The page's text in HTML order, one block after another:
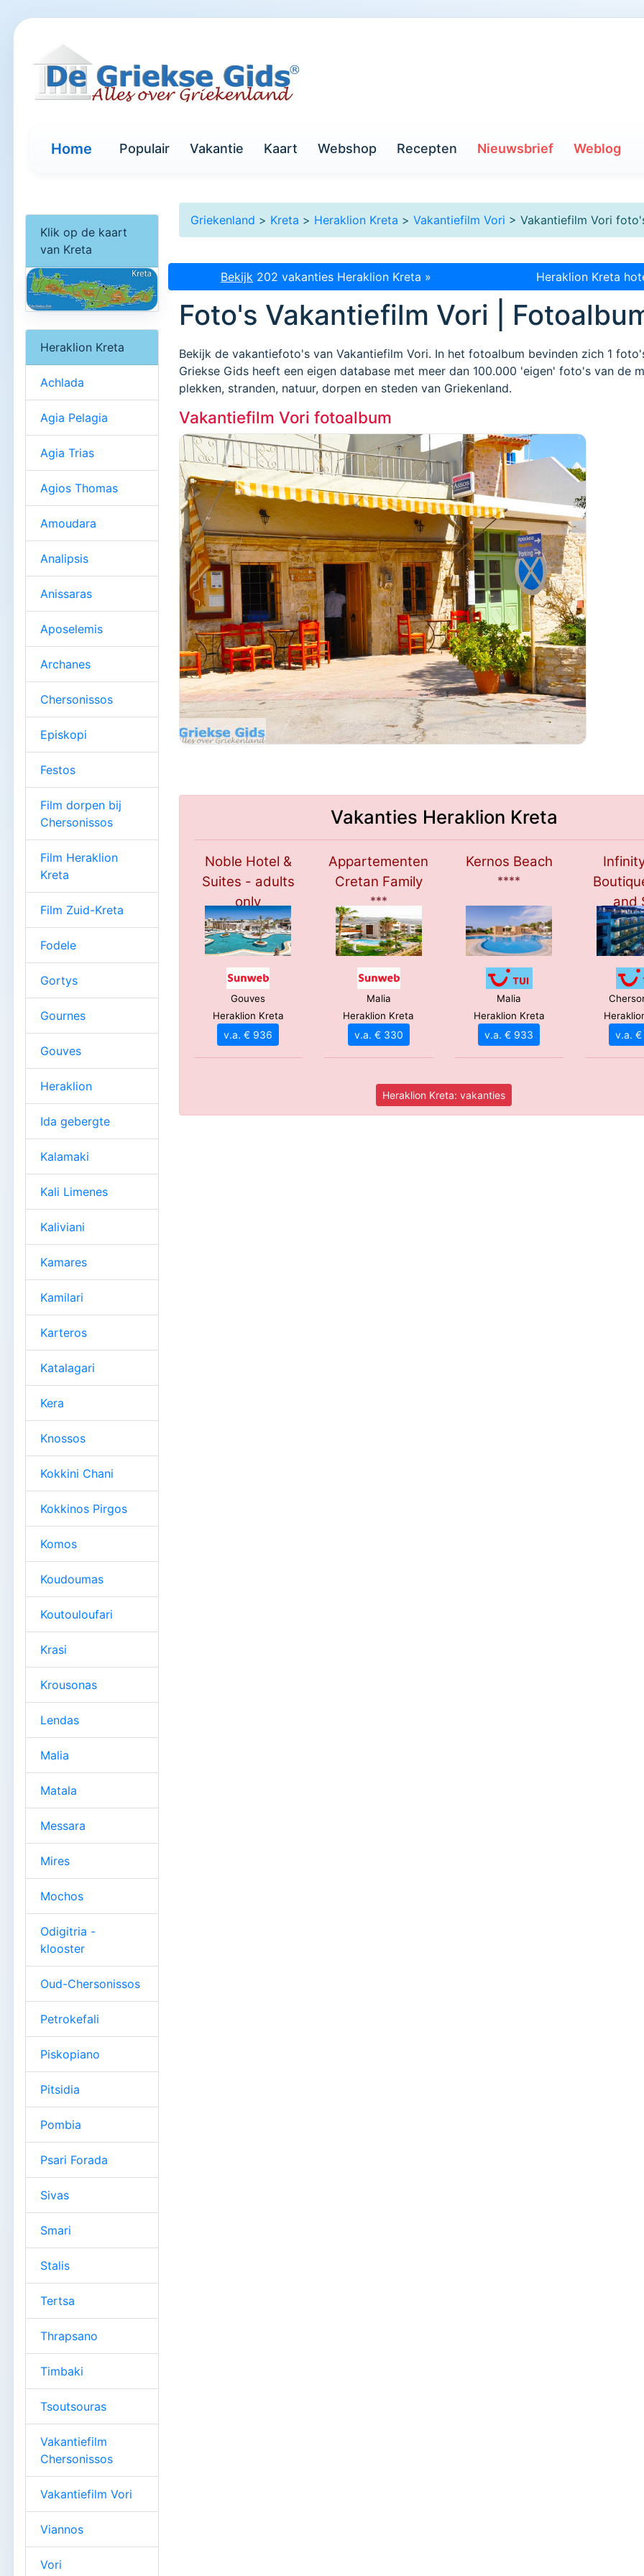
Home Populair Vakantie Kaart Webshop Recepten Nieuwsbrief Weblog
Griekenland > Kreta > Heraklion Kreta > Vakantiefilm Vori > Vakantiefilm Vori
Bekijk 202 vakanties Heraklion Kreta » Heraklion Kreta
Foto's Vakantiefilm Vori |
Bekijk de vakantiefoto's van Vakantiefilm Vori. In het fotoalbum bevinden zich 1
Griekse Gids heeft een eigen database met meer dan 100.000 'eigen' foto's van de
plekken, stranden, natuur, dorpen en steden van Griekenland.
Vakantiefilm Vori fotoalbum
Vakanties Heraklion Kreta
Noble Hotel &
Suites - adults
only
*****
Gouves
Heraklion Kreta
v.a. € 936
Appartementen
Cretan Family
***
Malia
Heraklion Kreta
v.a. € 330
Kernos Beach
****
Malia
Heraklion Kreta
v.a. € 933
and
v.a.
Heraklion Kreta: vakanties
Klik op de kaart
van Kreta
Heraklion Kreta
Achlada
Agia Pelagia
Agia Trias
Agios Thomas
Amoudara
Analipsis
Anissaras
Aposelemis
Archanes
Chersonissos
Episkopi
Festos
Film dorpen bij
Chersonissos
Film Heraklion
Kreta
Film Zuid-Kreta
Fodele
Gortys
Gournes
Gouves
Heraklion
Ida gebergte
Kalamaki
Kali Limenes
Kaliviani
Kamares
Kamilari
Karteros
Katalagari
Kera
Knossos
Kokkini Chani
Kokkinos Pirgos
Komos
Koudoumas
Koutouloufari
Krasi
Krousonas
Lendas
Malia
Matala
Messara
Mires
Mochos
Odigitria -
klooster
Oud-Chersonissos
Petrokefali
Piskopiano
Pitsidia
Pombia
Psari Forada
Sivas
Smari
Stalis
Tertsa
Thrapsano
Timbaki
Tsoutsouras
Vakantiefilm
Chersonissos
Vakantiefilm Vori
Viannos
Vori